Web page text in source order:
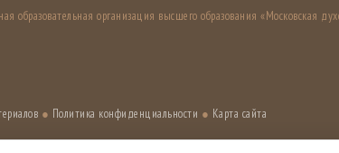
образовательная организация высшего образования «Московская
● Политика конфиденциальности ● Карта сайта